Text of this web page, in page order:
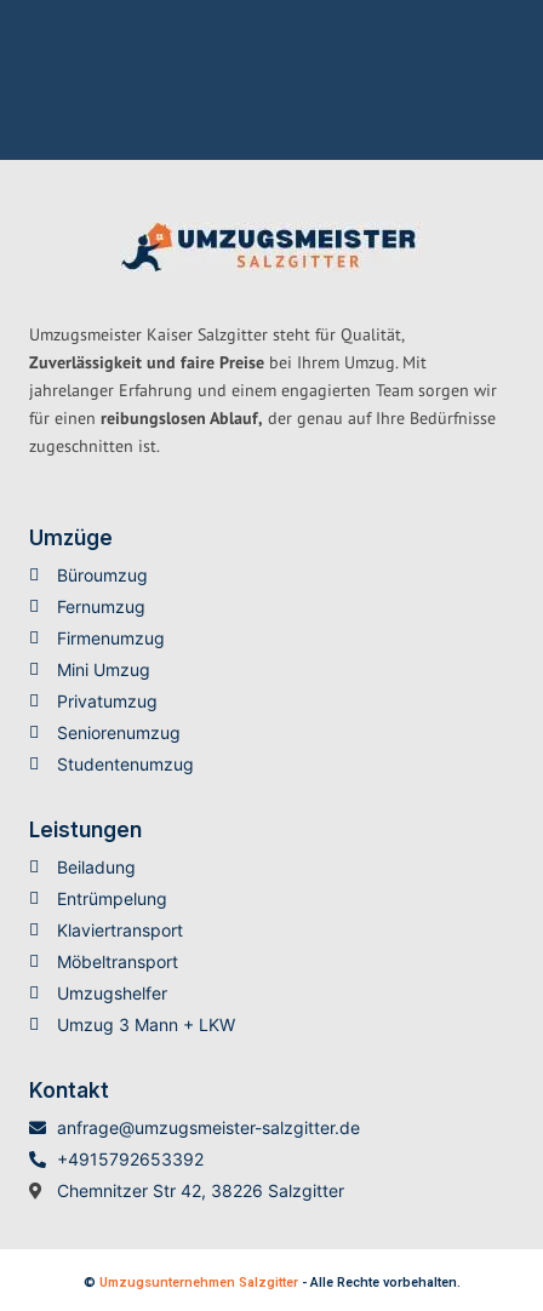
Umzugsmeister Kaiser Salzgitter steht für Qualität,
Zuverlässigkeit und faire Preise bei Ihrem Umzug. Mit
jahrelanger Erfahrung und einem engagierten Team sorgen wir
für einen reibungslosen Ablauf, der genau auf Ihre Bedürfnisse
zugeschnitten ist.
Umzüge
Büroumzug
Fernumzug
Firmenumzug
Mini Umzug
Privatumzug
Seniorenumzug
Studentenumzug
Leistungen
Beiladung
Entrümpelung
Klaviertransport
Möbeltransport
Umzugshelfer
Umzug 3 Mann + LKW
Kontakt
anfrage@umzugsmeister-salzgitter.de
+4915792653392
Chemnitzer Str 42, 38226 Salzgitter
© Umzugsunternehmen Salzgitter- Alle Rechte vorbehalten.